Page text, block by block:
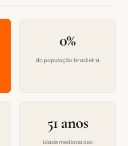
0%
da população brasileira
51 anos
idade mediana dos